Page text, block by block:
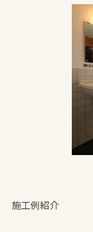
施工例紹介